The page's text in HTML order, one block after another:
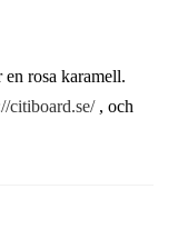
rosa karamell.
citiboard.se/, och